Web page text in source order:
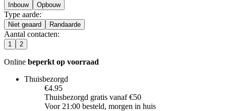
Inbouw Opbouw
Type aarde:
Niet geaard Randaarde
Aantal contacten:
1 2
Online beperkt op voorraad
Thuisbezorgd
€4.95
Thuisbezorgd gratis vanaf €50
Voor 21:00 besteld, morgen in huis